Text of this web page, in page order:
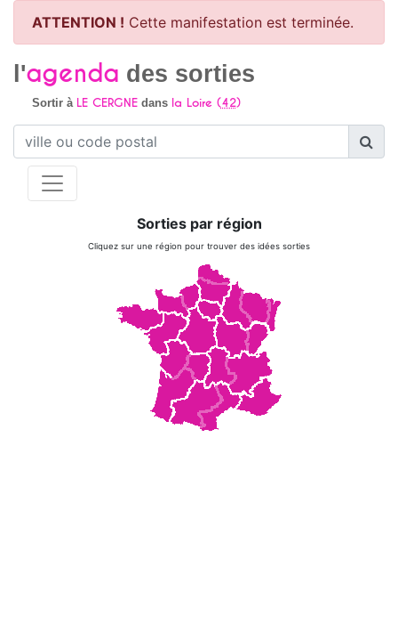
ATTENTION ! Cette manifestation est terminée.
l'agenda des sorties
Sortir à LE CERGNEdans la Loire (42)
Sorties par région
Cliquez sur une région pour trouver des idées sorties